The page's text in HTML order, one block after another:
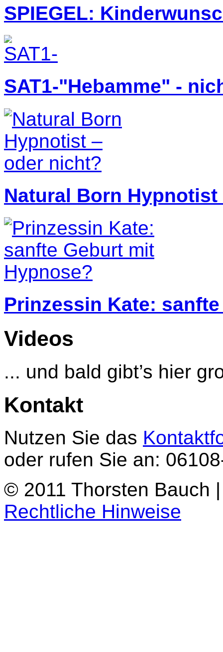
SPIEGEL:
SAT1-"Hebamme" -
Natural Born
Prinzessin Kate:
Videos
... und bald gibt’s hier
Kontakt
Nutzen Sie das
oder rufen Sie an:
© 2011 Thorsten Bauch
Rechtliche Hinweise